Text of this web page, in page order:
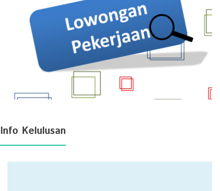
Info Kelulusan